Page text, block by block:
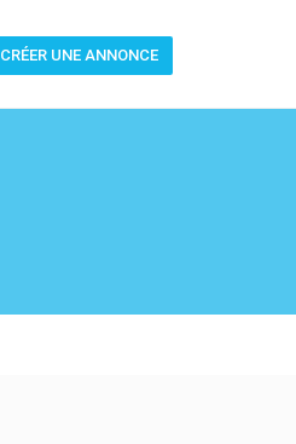
CRÉER UNE ANNONCE